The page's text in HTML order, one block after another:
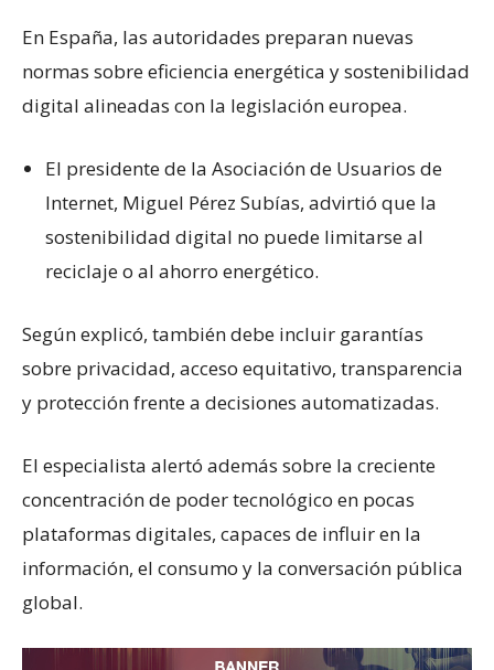
En España, las autoridades preparan nuevas
normas sobre eficiencia energética y sostenibilidad
digital alineadas con la legislación europea.
El presidente de la Asociación de Usuarios de
Internet, Miguel Pérez Subías, advirtió que la
sostenibilidad digital no puede limitarse al
reciclaje o al ahorro energético.
Según explicó, también debe incluir garantías
sobre privacidad, acceso equitativo, transparencia
y protección frente a decisiones automatizadas.
El especialista alertó además sobre la creciente
concentración de poder tecnológico en pocas
plataformas digitales, capaces de influir en la
información, el consumo y la conversación pública
global.